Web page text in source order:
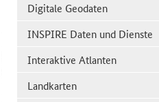
Digitale Geodaten
INSPIRE Daten und Dienste
Interaktive Atlanten
Landkarten